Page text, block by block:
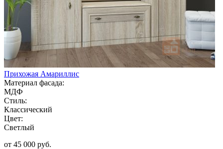
Прихожая Амариллис
Материал фасада:
МДФ
Стиль:
Классический
Цвет:
Светлый
от 45 000 руб.